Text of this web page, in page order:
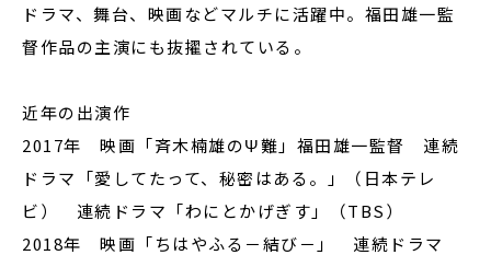
ドラマ、舞台、映画などマルチに活躍中。福田雄一監
督作品の主演にも抜擢されている。
近年の出演作
2017年 映画「斉木楠雄のΨ難」福田雄一監督 連続
ドラマ「愛してたって、秘密はある。」（日本テレ
ビ） 連続ドラマ「わにとかげぎす」（TBS）
2018年 映画「ちはやふる－結び－」 連続ドラマ